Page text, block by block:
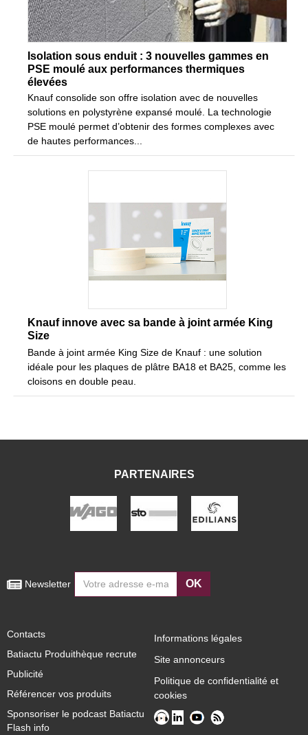
Isolation sous enduit : 3 nouvelles gammes en
PSE moulé aux performances thermiques
élevées
Knauf consolide son offre isolation avec de nouvelles
solutions en polystyrène expansé moulé. La technologie
PSE moulé permet d’obtenir des formes complexes avec
de hautes performances...
Knauf innove avec sa bande à joint armée King
Size
Bande à joint armée King Size de Knauf : une solution
idéale pour les plaques de plâtre BA18 et BA25, comme les
cloisons en double peau.
PARTENAIRES
Newsletter OK
Contacts
Batiactu Produithèque recrute
Publicité
Référencer vos produits
Sponsoriser le podcast Batiactu
Flash info
Informations légales
Site annonceurs
Politique de confidentialité et
cookies